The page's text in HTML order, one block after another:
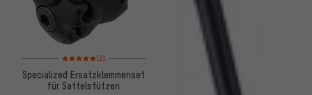
Bewertungen: 5 von 5 basierend auf 2 Bewertungen
(2)
Specialized Ersatzklemmenset
für Sattelstützen